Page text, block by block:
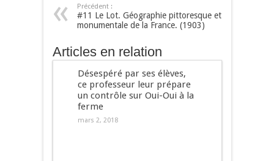
Précédent :
#11 Le Lot. Géographie pittoresque et
monumentale de la France. (1903)
Articles en relation
Désespéré par ses élèves,
ce professeur leur prépare
un contrôle sur Oui-Oui à la
ferme
mars 2, 2018